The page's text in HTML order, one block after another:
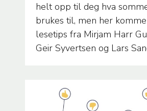
helt opp til deg hva
brukes til, men her
lesetips fra Mirjam Harr
Geir Syvertsen og Lars